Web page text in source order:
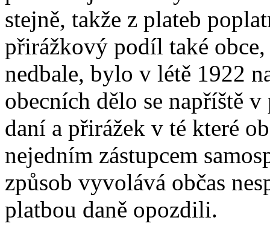
stejně, takže z plateb
přirážkový podíl také
nedbale, bylo v létě 1922
obecních dělo se napříště
daní a přirážek v té které
nejedním zástupcem
způsob vyvolává občas
platbou daně opozdili.